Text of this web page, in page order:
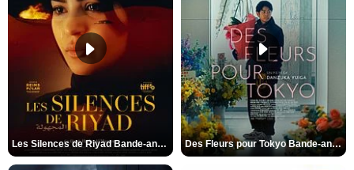
Les Silences de Riyad Bande-annonce VO STFR Des Fleurs pour Tokyo Bande-annonce VO STFR